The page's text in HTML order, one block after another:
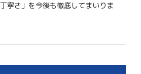
寧さ」を今後も徹底してまいりま